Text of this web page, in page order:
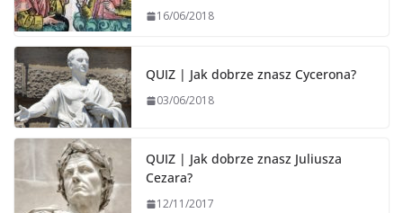
16/06/2018
QUIZ | Jak dobrze znasz Cycerona?
03/06/2018
QUIZ | Jak dobrze znasz Juliusza
Cezara?
12/11/2017